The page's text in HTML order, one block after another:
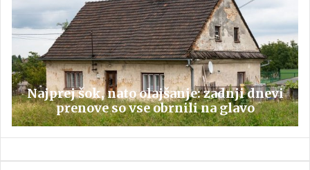
Najprej šok, nato olajšanje: zadnji dnevi
prenove so vse obrnili na glavo